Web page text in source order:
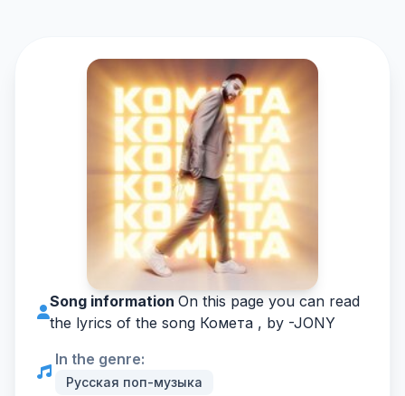
Song information On this page you can read
the lyrics of the song Комета , by -JONY
In the genre:
Русская поп-музыка